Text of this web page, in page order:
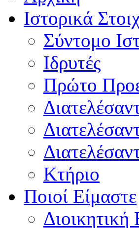
Ιστορικά
Σύντομο
Ιδρυτές
Πρώτο
Κτήριο
Ποιοί Είμαστε
Διοικητική